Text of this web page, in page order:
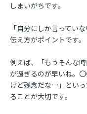
しまいがちです。
「自分にしか言ってい
伝え方がポイントです。
例えば、「もうそんな
が過ぎるのが早いね。
けど残念だな…」とい
ることが大切です。